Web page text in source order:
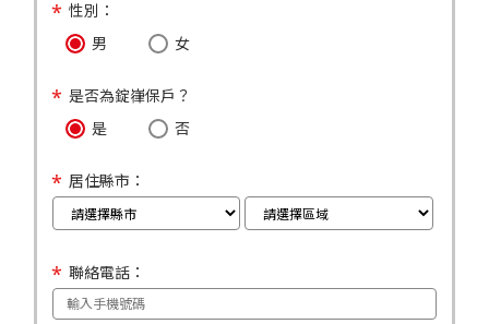
性別：
男
女
是否為錠嵂保戶？
是
否
居住縣市：
聯絡電話：